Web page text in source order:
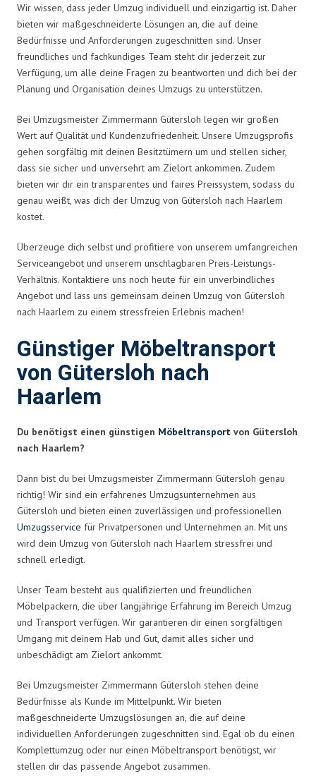
Wir wissen, dass jeder Umzug individuell und einzigartig ist. Daher
bieten wir maßgeschneiderte Lösungen an, die auf deine
Bedürfnisse und Anforderungen zugeschnitten sind. Unser
freundliches und fachkundiges Team steht dir jederzeit zur
Verfügung, um alle deine Fragen zu beantworten und dich bei der
Planung und Organisation deines Umzugs zu unterstützen.
Bei Umzugsmeister Zimmermann Gütersloh legen wir großen
Wert auf Qualität und Kundenzufriedenheit. Unsere Umzugsprofis
gehen sorgfältig mit deinen Besitztümern um und stellen sicher,
dass sie sicher und unversehrt am Zielort ankommen. Zudem
bieten wir dir ein transparentes und faires Preissystem, sodass du
genau weißt, was dich der Umzug von Gütersloh nach Haarlem
kostet.
Überzeuge dich selbst und profitiere von unserem umfangreichen
Serviceangebot und unserem unschlagbaren Preis-Leistungs-
Verhältnis. Kontaktiere uns noch heute für ein unverbindliches
Angebot und lass uns gemeinsam deinen Umzug von Gütersloh
nach Haarlem zu einem stressfreien Erlebnis machen!
Günstiger Möbeltransport
von Gütersloh nach
Haarlem
Du benötigst einen günstigen Möbeltransport von Gütersloh
nach Haarlem?
Dann bist du bei Umzugsmeister Zimmermann Gütersloh genau
richtig! Wir sind ein erfahrenes Umzugsunternehmen aus
Gütersloh und bieten einen zuverlässigen und professionellen
Umzugsservice für Privatpersonen und Unternehmen an. Mit uns
wird dein Umzug von Gütersloh nach Haarlem stressfrei und
schnell erledigt.
Unser Team besteht aus qualifizierten und freundlichen
Möbelpackern, die über langjährige Erfahrung im Bereich Umzug
und Transport verfügen. Wir garantieren dir einen sorgfältigen
Umgang mit deinem Hab und Gut, damit alles sicher und
unbeschädigt am Zielort ankommt.
Bei Umzugsmeister Zimmermann Gütersloh stehen deine
Bedürfnisse als Kunde im Mittelpunkt. Wir bieten
maßgeschneiderte Umzugslösungen an, die auf deine
individuellen Anforderungen zugeschnitten sind. Egal ob du einen
Komplettumzug oder nur einen Möbeltransport benötigst, wir
stellen dir das passende Angebot zusammen.